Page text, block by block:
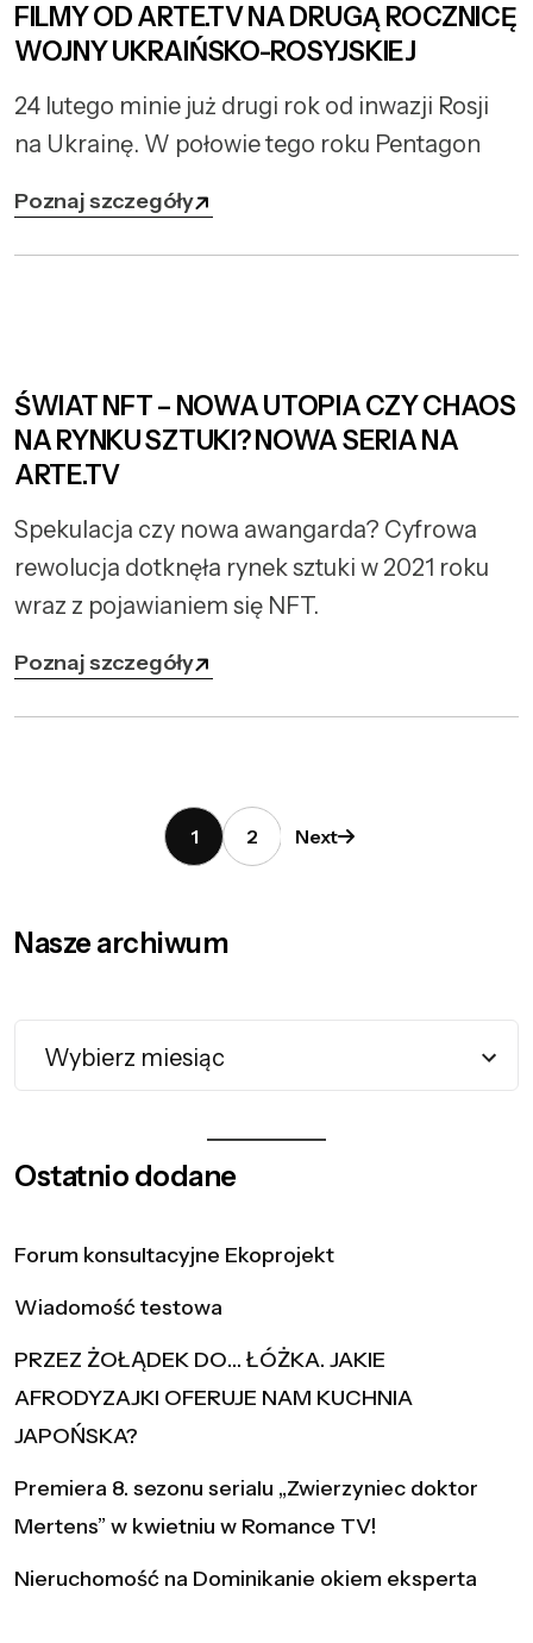
FILMY OD ARTE.TV NA DRUGĄ ROCZNICĘ
WOJNY UKRAIŃSKO-ROSYJSKIEJ
24 lutego minie już drugi rok od inwazji Rosji
na Ukrainę. W połowie tego roku Pentagon
Poznaj szczegóły
ŚWIAT NFT – NOWA UTOPIA CZY CHAOS
NA RYNKU SZTUKI? NOWA SERIA NA
ARTE.TV
Spekulacja czy nowa awangarda? Cyfrowa
rewolucja dotknęła rynek sztuki w 2021 roku
wraz z pojawianiem się NFT.
Poznaj szczegóły
1 2 Next
Nasze archiwum
Ostatnio dodane
Forum konsultacyjne Ekoprojekt
Wiadomość testowa
PRZEZ ŻOŁĄDEK DO… ŁÓŻKA. JAKIE
AFRODYZAJKI OFERUJE NAM KUCHNIA
JAPOŃSKA?
Premiera 8. sezonu serialu „Zwierzyniec doktor
Mertens” w kwietniu w Romance TV!
Nieruchomość na Dominikanie okiem eksperta